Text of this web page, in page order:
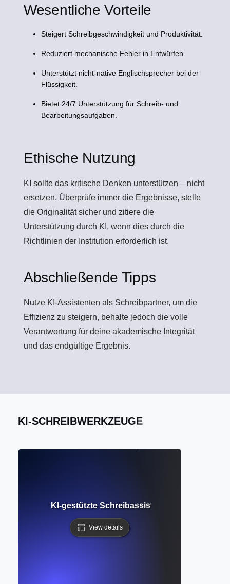
Wesentliche Vorteile
Steigert Schreibgeschwindigkeit und Produktivität.
Reduziert mechanische Fehler in Entwürfen.
Unterstützt nicht-native Englischsprecher bei der
Flüssigkeit.
Bietet 24/7 Unterstützung für Schreib- und
Bearbeitungsaufgaben.
Ethische Nutzung
KI sollte das kritische Denken unterstützen – nicht
ersetzen. Überprüfe immer die Ergebnisse, stelle
die Originalität sicher und zitiere die
Unterstützung durch KI, wenn dies durch die
Richtlinien der Institution erforderlich ist.
Abschließende Tipps
Nutze KI-Assistenten als Schreibpartner, um die
Effizienz zu steigern, behalte jedoch die volle
Verantwortung für deine akademische Integrität
und das endgültige Ergebnis.
KI-SCHREIBWERKZEUGE
KI-gestützte Schreibassistenz für Klarheit
View details